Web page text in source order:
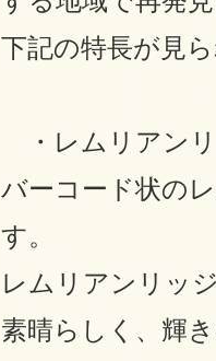
下記の特長が見ら
・レムリアン
バーコード状の
す。
レムリアンリッ
素晴らしく、輝